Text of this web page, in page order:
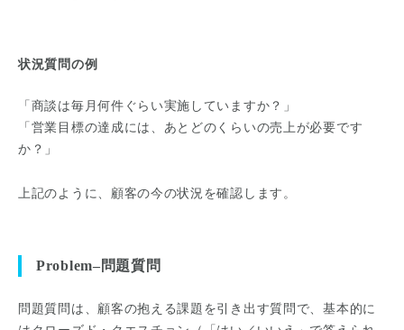
状況質問の例
「商談は毎月何件ぐらい実施していますか？」
「営業目標の達成には、あとどのくらいの売上が必要です
か？」
上記のように、顧客の今の状況を確認します。
Problem–問題質問
問題質問は、顧客の抱える課題を引き出す質問で、基本的に